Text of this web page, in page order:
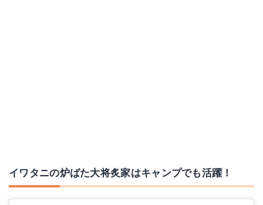
イワタニの炉ばた大将炙家はキャンプでも活躍！